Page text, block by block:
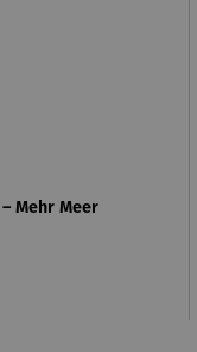
Mehr Meer
Preis: